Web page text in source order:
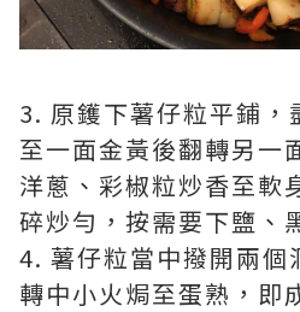
3. 原鑊下薯仔粒平鋪，
至一面金黃後翻轉另一
洋蔥、彩椒粒炒香至軟
碎炒勻，按需要下鹽、
4. 薯仔粒當中撥開兩個
轉中小火焗至蛋熟，即